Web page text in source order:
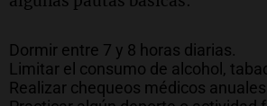
Dormir entre 7 y 8 horas diarias.
Limitar el consumo de alcohol,
Realizar chequeos médicos